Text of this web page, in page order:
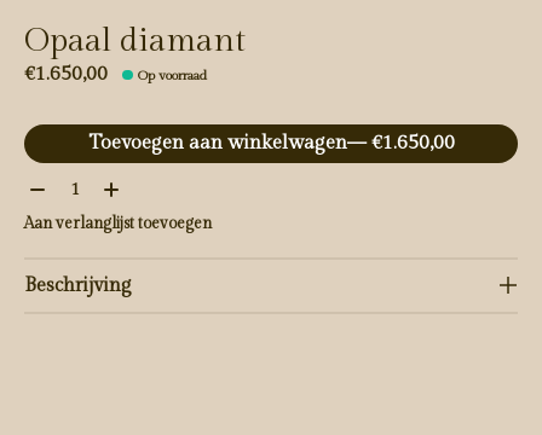
Opaal diamant
€1.650,00 Op voorraad
Toevoegen aan winkelwagen
— €1.650,00
Aantal:
Aan verlanglijst toevoegen
Beschrijving